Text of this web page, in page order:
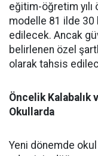
eğitim-öğretim
modelle 81 ilde
edilecek. Ancak
belirlenen özel
olarak tahsis
Öncelik Kalabalık
Okullarda
​Yeni dönemde